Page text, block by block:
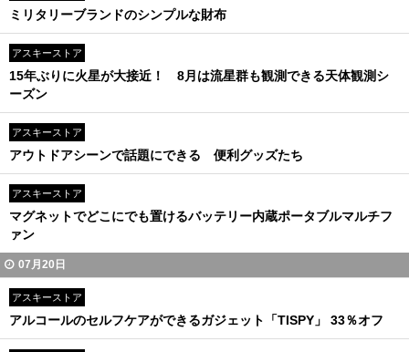
ミリタリーブランドのシンプルな財布
アスキーストア
15年ぶりに火星が大接近！ 8月は流星群も観測できる天体観測シ
ーズン
アスキーストア
アウトドアシーンで話題にできる 便利グッズたち
アスキーストア
マグネットでどこにでも置けるバッテリー内蔵ポータブルマルチフ
ァン
07月20日
アスキーストア
アルコールのセルフケアができるガジェット「TISPY」 33％オフ